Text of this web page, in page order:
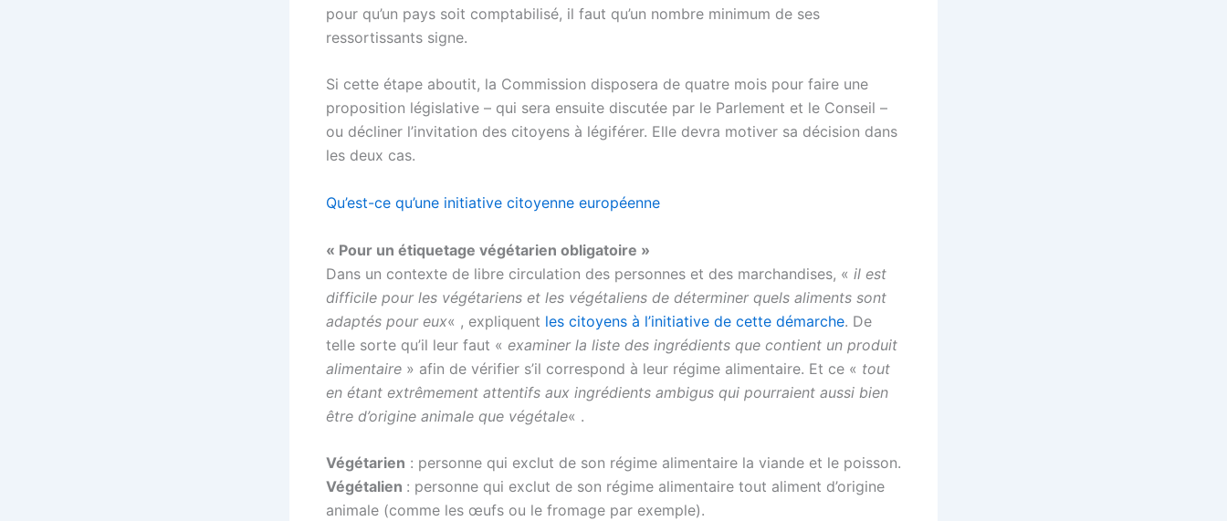
pour qu’un pays soit comptabilisé, il faut qu’un nombre minimum de ses
ressortissants signe.
Si cette étape aboutit, la Commission disposera de quatre mois pour faire une
proposition législative – qui sera ensuite discutée par le Parlement et le Conseil –
ou décliner l’invitation des citoyens à légiférer. Elle devra motiver sa décision dans
les deux cas.
Qu’est-ce qu’une initiative citoyenne européenne
« Pour un étiquetage végétarien obligatoire »
Dans un contexte de libre circulation des personnes et des marchandises, « il est
difficile pour les végétariens et les végétaliens de déterminer quels aliments sont
adaptés pour eux« , expliquent les citoyens à l’initiative de cette démarche. De
telle sorte qu’il leur faut « examiner la liste des ingrédients que contient un produit
alimentaire » afin de vérifier s’il correspond à leur régime alimentaire. Et ce « tout
en étant extrêmement attentifs aux ingrédients ambigus qui pourraient aussi bien
être d’origine animale que végétale« .
Végétarien : personne qui exclut de son régime alimentaire la viande et le poisson.
Végétalien : personne qui exclut de son régime alimentaire tout aliment d’origine
animale (comme les œufs ou le fromage par exemple).